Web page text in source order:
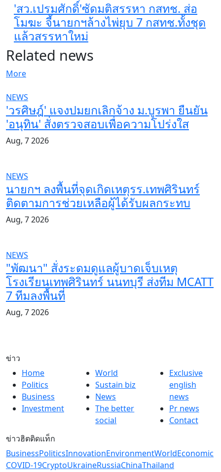
'สว.เปรมศักดิ์'ซัดมติสรรหา กสทช. ส่อ
โมฆะ จี้นายกฯล้างไพ่ยุบ 7 กสทช.ทั้งชุด
แล้วสรรหาใหม่
Related news
More
NEWS
'วรศิษฎ์' แจงปมยกเลิกจ้าง ม.บูรพา ยืนยัน
'อนุทิน' สั่งตรวจสอบเพื่อความโปร่งใส
Aug, 7 2026
NEWS
นายกฯ ลงพื้นที่จุดเกิดเหตุรร.เทพศิรินทร์
ติดตามการช่วยเหลือผู้ได้รับผลกระทบ
Aug, 7 2026
NEWS
"พัฒนา" สั่งระดมดูแลผู้บาดเจ็บเหตุ
โรงเรียนเทพศิรินทร์ นนทบุรี ส่งทีม MCATT
7 ทีมลงพื้นที่
Aug, 7 2026
ข่าว
Home
Politics
Business
Investment
World
Sustain biz
News
The better
social
Exclusive
english
news
Pr news
Contact
ข่าวฮิตติดแท็ก
BusinessPoliticsInnovationEnvironmentWorldEconomic
COVID-19CryptoUkraineRussiaChinaThailand